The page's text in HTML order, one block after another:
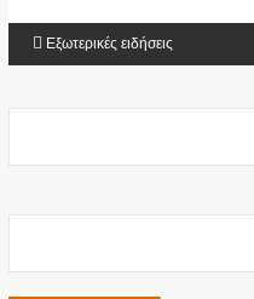
Εξωτερικές ειδήσεις